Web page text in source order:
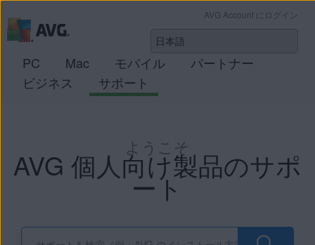
AVG Account にログイン
PC Mac モバイル
パートナー
ビジネス
サポート
ようこそ
AVG 個人向け製品のサポ
ート